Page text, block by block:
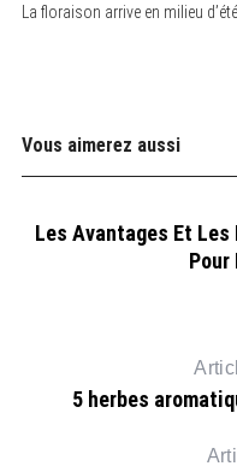
La floraison arrive en milieu d’été.
Vous aimerez aussi
Les Avantages Et
Pour
5 herbes